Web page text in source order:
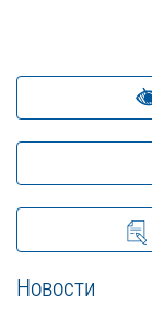
Новости